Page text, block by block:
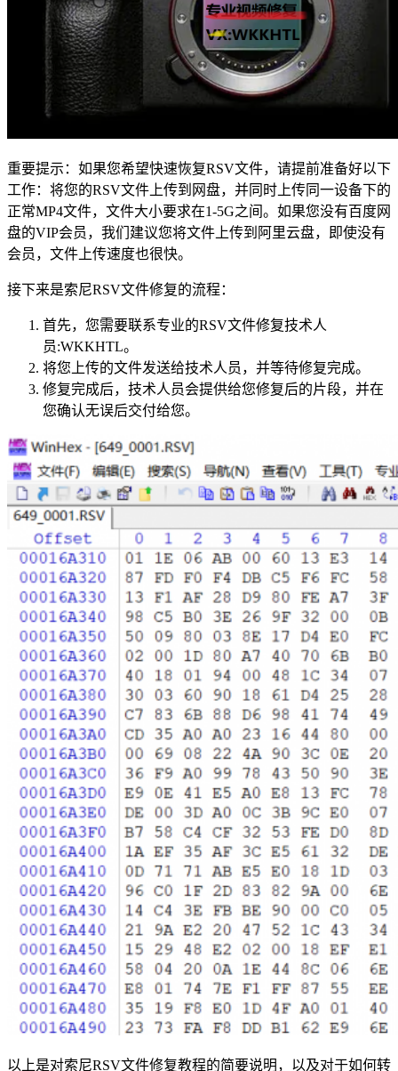
重要提示：如果您希望快速恢复RSV文件，请提前准备好以下
工作：将您的RSV文件上传到网盘，并同时上传同一设备下的
正常MP4文件，文件大小要求在1-5G之间。如果您没有百度网
盘的VIP会员，我们建议您将文件上传到阿里云盘，即使没有
会员，文件上传速度也很快。
接下来是索尼RSV文件修复的流程：
首先，您需要联系专业的RSV文件修复技术人
员:WKKHTL。
将您上传的文件发送给技术人员，并等待修复完成。
修复完成后，技术人员会提供给您修复后的片段，并在
您确认无误后交付给您。
以上是对索尼RSV文件修复教程的简要说明，以及对于如何转